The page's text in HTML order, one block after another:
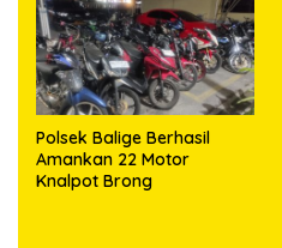
Polsek Balige Berhasil
Amankan 22 Motor
Knalpot Brong